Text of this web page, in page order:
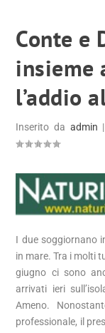
Conte e
insieme
l’addio
Inserito da admin |
I due soggiornano
in mare. Tra i molti
giugno ci sono
arrivati ieri
Ameno.
professionale, il